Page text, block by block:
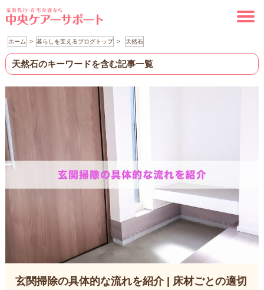
ホーム 暮らしを支えるブログトップ 天然石
天然石のキーワードを含む記事一覧
玄関掃除の具体的な流れを紹介 | 床材ごとの適切